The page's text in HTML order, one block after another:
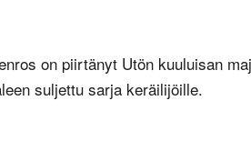
on piirtänyt Utön kuuluisan
suljettu sarja keräilijöille.